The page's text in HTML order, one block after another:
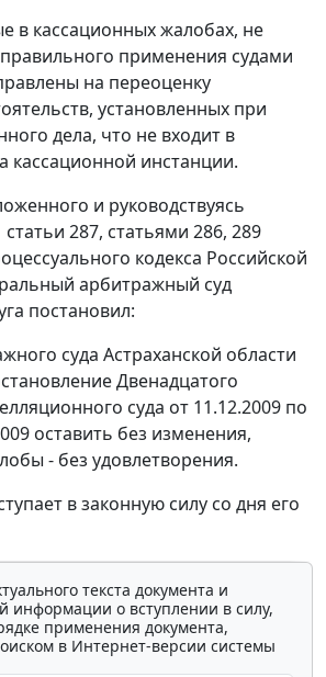
в кассационных жалобах, не
применения судами
на переоценку
установленных при
дела, что не входит в
кассационной инстанции.
и руководствуясь
287, статьями 286, 289
кодекса Российской
арбитражный суд
постановил:
суда Астраханской области
Двенадцатого
суда от 11.12.2009 по
оставить без изменения,
- без удовлетворения.
в законную силу со дня его
текста документа и
информации о вступлении в силу,
применения документа,
в Интернет-версии системы